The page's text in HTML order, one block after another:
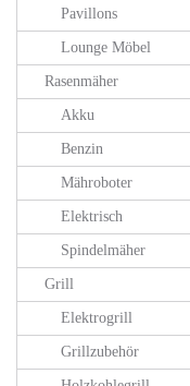
Pavillons
Lounge Möbel
Rasenmäher
Akku
Benzin
Mähroboter
Elektrisch
Spindelmäher
Grill
Elektrogrill
Grillzubehör